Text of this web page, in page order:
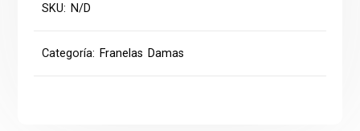
SKU: N/D
Categoría: Franelas Damas